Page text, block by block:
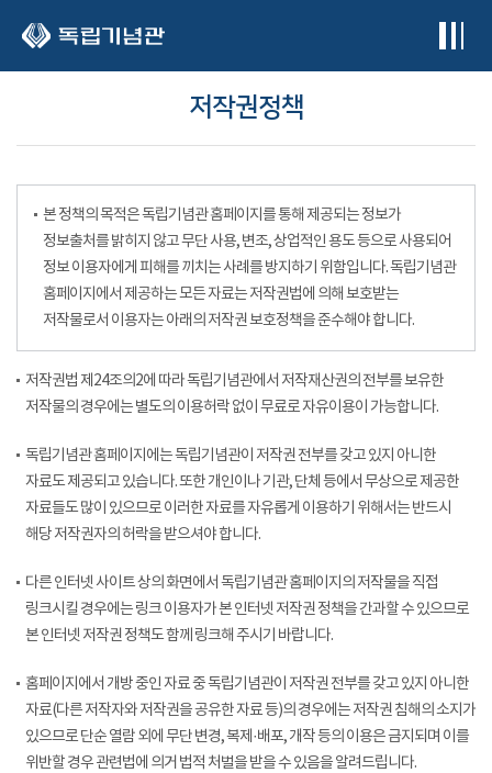
저작권정책
본 정책의 목적은 독립기념관 홈페이지를 통해 제공되는 정보가
정보출처를 밝히지 않고 무단 사용, 변조, 상업적인 용도 등으로 사용되어
정보 이용자에게 피해를 끼치는 사례를 방지하기 위함입니다. 독립기념관
홈페이지에서 제공하는 모든 자료는 저작권법에 의해 보호받는
저작물로서 이용자는 아래의 저작권 보호정책을 준수해야 합니다.
저작권법 제24조의2에 따라 독립기념관에서 저작재산권의 전부를 보유한
저작물의 경우에는 별도의 이용허락 없이 무료로 자유이용이 가능합니다.
독립기념관 홈페이지에는 독립기념관이 저작권 전부를 갖고 있지 아니한
자료도 제공되고 있습니다. 또한 개인이나 기관, 단체 등에서 무상으로 제공한
자료들도 많이 있으므로 이러한 자료를 자유롭게 이용하기 위해서는 반드시
해당 저작권자의 허락을 받으셔야 합니다.
다른 인터넷 사이트 상의 화면에서 독립기념관 홈페이지의 저작물을 직접
링크시킬 경우에는 링크 이용자가 본 인터넷 저작권 정책을 간과할 수 있으므로
본 인터넷 저작권 정책도 함께 링크해 주시기 바랍니다.
홈페이지에서 개방 중인 자료 중 독립기념관이 저작권 전부를 갖고 있지 아니한
자료(다른 저작자와 저작권을 공유한 자료 등)의 경우에는 저작권 침해의 소지가
있으므로 단순 열람 외에 무단 변경, 복제·배포, 개작 등의 이용은 금지되며 이를
위반할 경우 관련법에 의거 법적 처벌을 받을 수 있음을 알려드립니다.